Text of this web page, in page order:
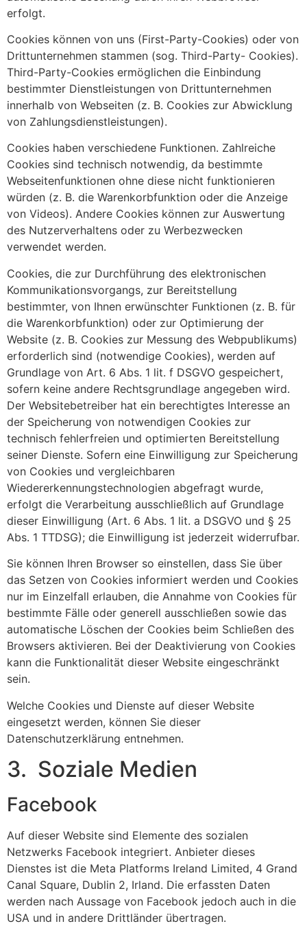
erfolgt.
Cookies können von uns (First-Party-Cookies) oder von
Drittunternehmen stammen (sog. Third-Party- Cookies).
Third-Party-Cookies ermöglichen die Einbindung
bestimmter Dienstleistungen von Drittunternehmen
innerhalb von Webseiten (z. B. Cookies zur Abwicklung
von Zahlungsdienstleistungen).
Cookies haben verschiedene Funktionen. Zahlreiche
Cookies sind technisch notwendig, da bestimmte
Webseitenfunktionen ohne diese nicht funktionieren
würden (z. B. die Warenkorbfunktion oder die Anzeige
von Videos). Andere Cookies können zur Auswertung
des Nutzerverhaltens oder zu Werbezwecken
verwendet werden.
Cookies, die zur Durchführung des elektronischen
Kommunikationsvorgangs, zur Bereitstellung
bestimmter, von Ihnen erwünschter Funktionen (z. B. für
die Warenkorbfunktion) oder zur Optimierung der
Website (z. B. Cookies zur Messung des Webpublikums)
erforderlich sind (notwendige Cookies), werden auf
Grundlage von Art. 6 Abs. 1 lit. f DSGVO gespeichert,
sofern keine andere Rechtsgrundlage angegeben wird.
Der Websitebetreiber hat ein berechtigtes Interesse an
der Speicherung von notwendigen Cookies zur
technisch fehlerfreien und optimierten Bereitstellung
seiner Dienste. Sofern eine Einwilligung zur Speicherung
von Cookies und vergleichbaren
Wiedererkennungstechnologien abgefragt wurde,
erfolgt die Verarbeitung ausschließlich auf Grundlage
dieser Einwilligung (Art. 6 Abs. 1 lit. a DSGVO und § 25
Abs. 1 TTDSG); die Einwilligung ist jederzeit widerrufbar.
Sie können Ihren Browser so einstellen, dass Sie über
das Setzen von Cookies informiert werden und Cookies
nur im Einzelfall erlauben, die Annahme von Cookies für
bestimmte Fälle oder generell ausschließen sowie das
automatische Löschen der Cookies beim Schließen des
Browsers aktivieren. Bei der Deaktivierung von Cookies
kann die Funktionalität dieser Website eingeschränkt
sein.
Welche Cookies und Dienste auf dieser Website
eingesetzt werden, können Sie dieser
Datenschutzerklärung entnehmen.
3. Soziale Medien
Facebook
Auf dieser Website sind Elemente des sozialen
Netzwerks Facebook integriert. Anbieter dieses
Dienstes ist die Meta Platforms Ireland Limited, 4 Grand
Canal Square, Dublin 2, Irland. Die erfassten Daten
werden nach Aussage von Facebook jedoch auch in die
USA und in andere Drittländer übertragen.